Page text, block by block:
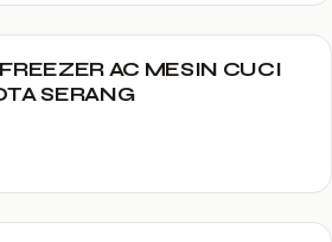
AC MESIN CUCI
SERANG